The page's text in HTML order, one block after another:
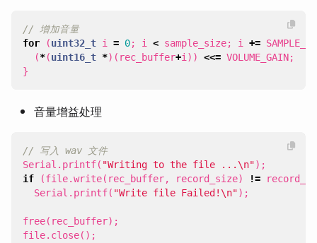
for
(uint32_t i = 0; i < sample_size; i +=
(*(uint16_t *)( rec_buffer+i)) <<= VOLUME_GAIN;
}
音量增益处理
Serial . printf( "Writing to the file ... \n");
if
(file.write( rec_buffer, record_size) !=
Serial . printf( "Write file Failed! \n");
free( rec_buffer);
file. close();